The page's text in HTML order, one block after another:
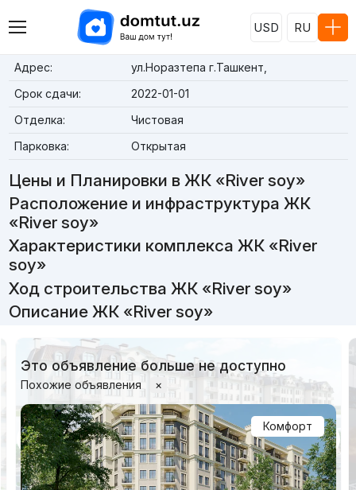
USD RU
Адрес:
ул.Норазтепа г.Ташкент,
Срок сдачи:
2022-01-01
Отделка:
Чистовая
Парковка:
Открытая
Цены и Планировки в ЖК «River soy»
Расположение и инфраструктура ЖК
«River soy»
Характеристики комплекса ЖК «River
soy»
Ход строительства ЖК «River soy»
Описание ЖК «River soy»
Это объявление больше не доступно
Похожие объявления ×
Комфорт